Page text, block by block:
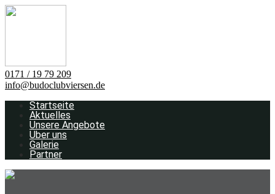
0171 / 19 79 209
info@budoclubviersen.de
Startseite
Aktuelles
Unsere Angebote
Über uns
Galerie
Partner